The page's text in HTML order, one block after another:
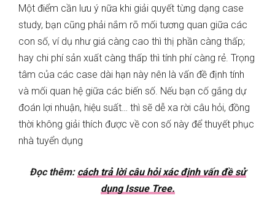
Một điểm cần lưu ý nữa khi giải quyết từng dạng case
study, bạn cũng phải nắm rõ mối tương quan giữa các
con số, ví dụ như giá càng cao thì thị phần càng thấp;
hay chi phí sản xuất càng thấp thì tính phí càng rẻ. Trọng
tâm của các case dài hạn này nên là vấn đề định tính
và mối quan hệ giữa các biến số. Nếu bạn cố gắng dự
đoán lợi nhuận, hiệu suất… thì sẽ dễ xa rời câu hỏi, đồng
thời không giải thích được về con số này để thuyết phục
nhà tuyển dụng
Đọc thêm: cách trả lời câu hỏi xác định vấn đề sử
dụng Issue Tree.